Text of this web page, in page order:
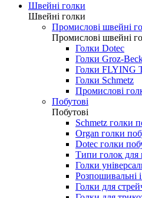
Швейні голки
Швейні голки
Промислові швейні
Промислові швейні
Голки Dotec
Голки Groz-
Голки FLYING
Голки Schmetz
Промислові
Побутові
Побутові
Schmetz голки
Organ голки
Dotec голки
Типи голок
Голки
Розпошивальні
Голки для